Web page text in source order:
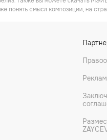
понять смысл композиции, на